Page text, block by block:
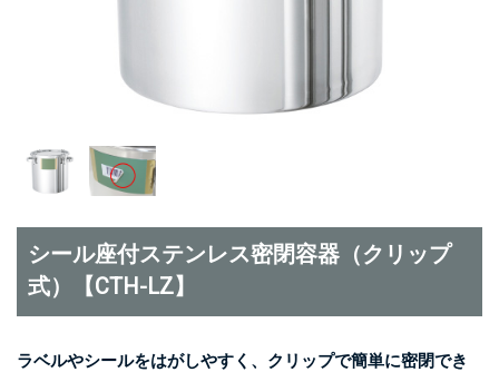
シール座付ステンレス密閉容器（クリップ
式）【CTH-LZ】
ラベルやシールをはがしやすく、クリップで簡単に密閉でき